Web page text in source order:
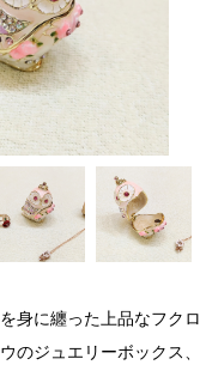
身に纏った上品なフクロ
のジュエリーボックス